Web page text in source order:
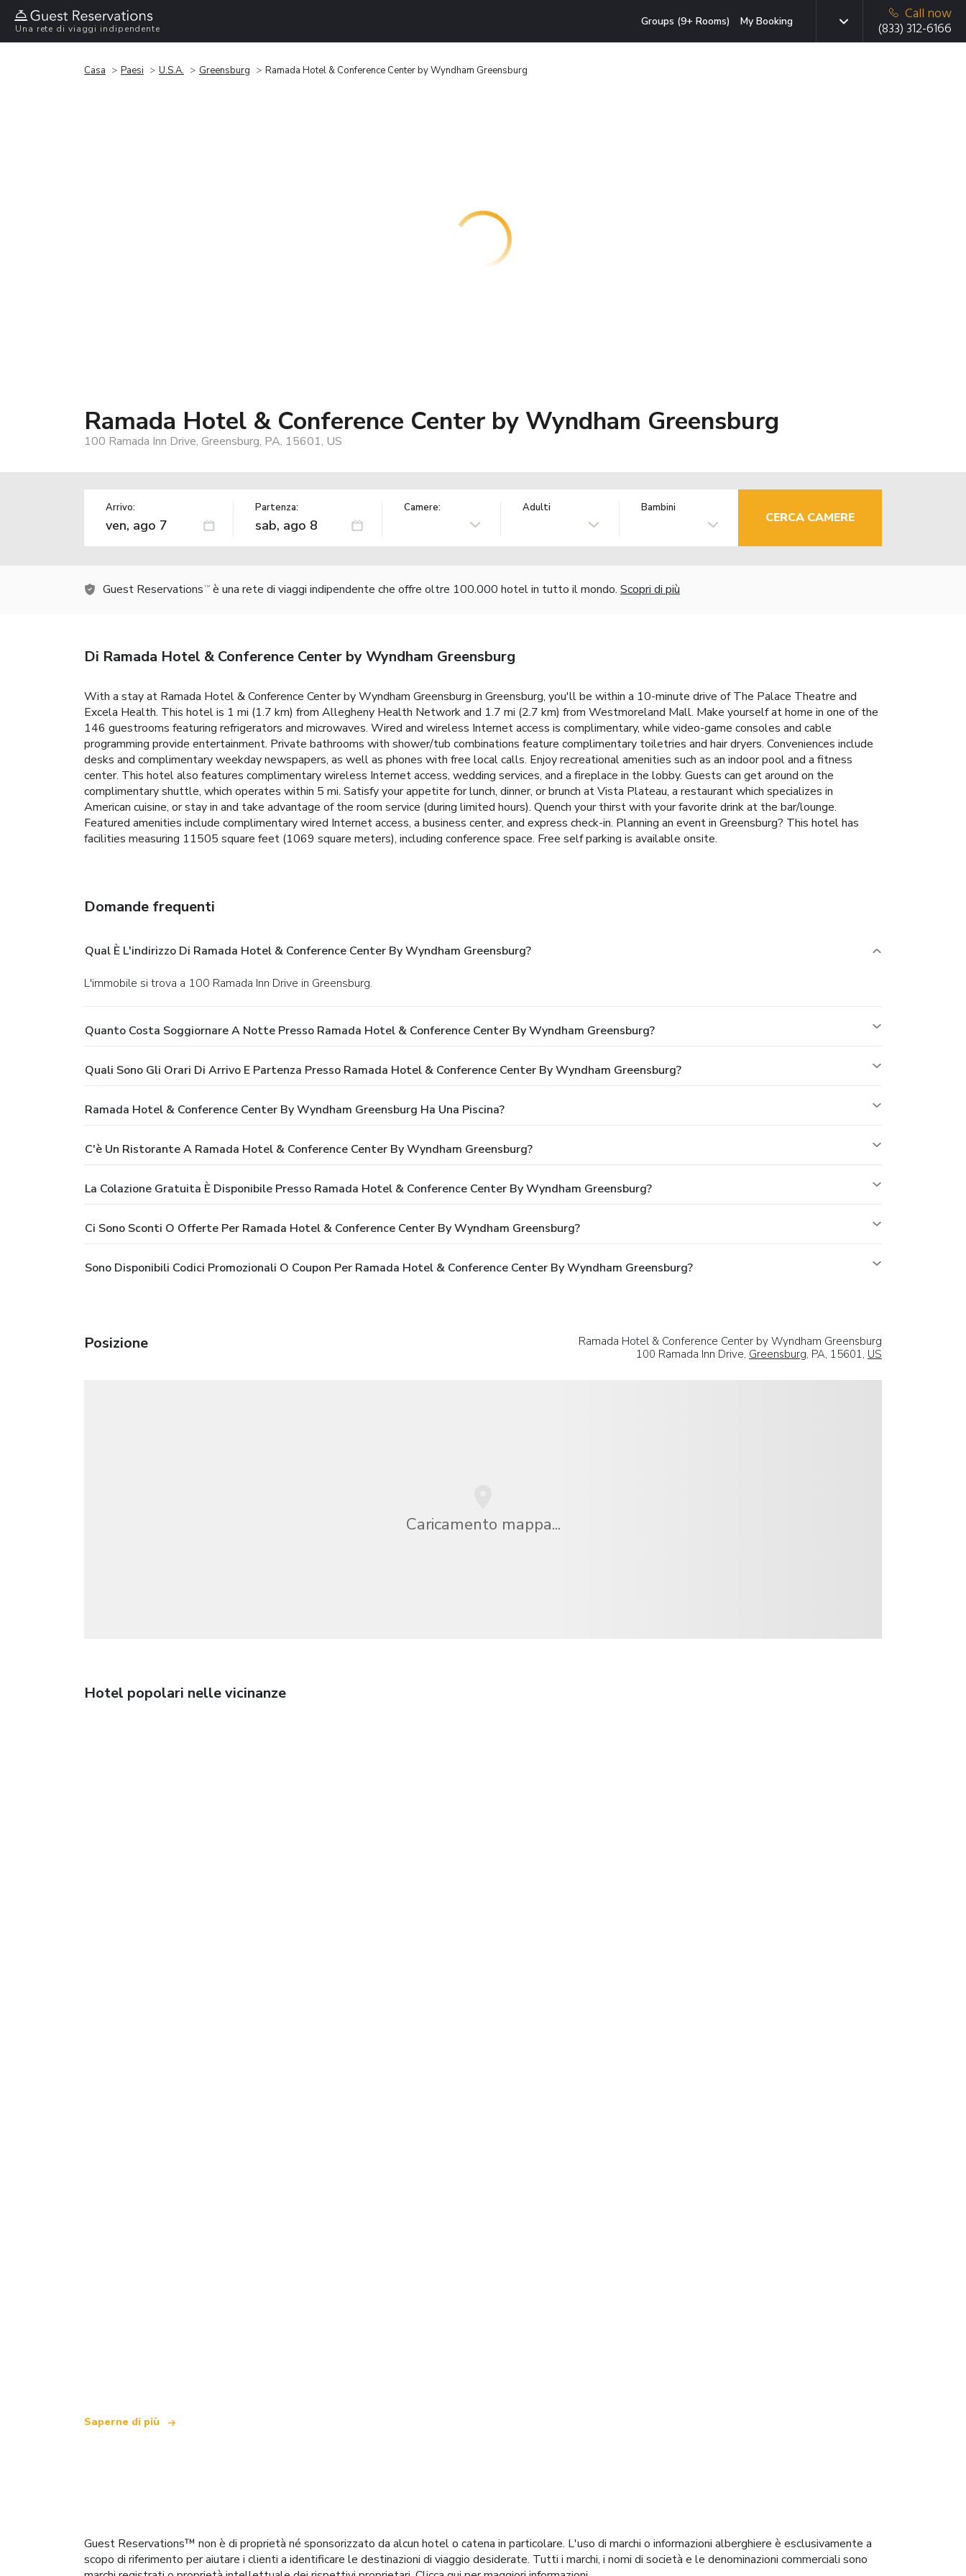
Una rete di viaggi indipendente
Groups (9+ Rooms) My Booking
Call now
(833) 312-6166
Casa Paesi U.S.A. Greensburg Ramada Hotel & Conference Center by Wyndham Greensburg
Ramada Hotel & Conference Center by Wyndham Greensburg
100 Ramada Inn Drive, Greensburg, PA, 15601, US
Arrivo: Partenza: Camere: Adulti Bambini
CERCA CAMERE
Guest Reservations TM è una rete di viaggi indipendente che offre oltre 100.000 hotel in tutto il mondo. Scopri di più
Di Ramada Hotel & Conference Center by Wyndham Greensburg
With a stay at Ramada Hotel & Conference Center by Wyndham Greensburg in Greensburg, you'll be within a 10-minute drive of The Palace Theatre and
Excela Health. This hotel is 1 mi (1.7 km) from Allegheny Health Network and 1.7 mi (2.7 km) from Westmoreland Mall. Make yourself at home in one of the
146 guestrooms featuring refrigerators and microwaves. Wired and wireless Internet access is complimentary, while video-game consoles and cable
programming provide entertainment. Private bathrooms with shower/tub combinations feature complimentary toiletries and hair dryers. Conveniences include
desks and complimentary weekday newspapers, as well as phones with free local calls. Enjoy recreational amenities such as an indoor pool and a fitness
center. This hotel also features complimentary wireless Internet access, wedding services, and a fireplace in the lobby. Guests can get around on the
complimentary shuttle, which operates within 5 mi. Satisfy your appetite for lunch, dinner, or brunch at Vista Plateau, a restaurant which specializes in
American cuisine, or stay in and take advantage of the room service (during limited hours). Quench your thirst with your favorite drink at the bar/lounge.
Featured amenities include complimentary wired Internet access, a business center, and express check-in. Planning an event in Greensburg? This hotel has
facilities measuring 11505 square feet (1069 square meters), including conference space. Free self parking is available onsite.
Domande frequenti
Qual È L'indirizzo Di Ramada Hotel & Conference Center By Wyndham Greensburg?
L'immobile si trova a 100 Ramada Inn Drive in Greensburg.
Quanto Costa Soggiornare A Notte Presso Ramada Hotel & Conference Center By Wyndham Greensburg?
Quali Sono Gli Orari Di Arrivo E Partenza Presso Ramada Hotel & Conference Center By Wyndham Greensburg?
Ramada Hotel & Conference Center By Wyndham Greensburg Ha Una Piscina?
C'è Un Ristorante A Ramada Hotel & Conference Center By Wyndham Greensburg?
La Colazione Gratuita È Disponibile Presso Ramada Hotel & Conference Center By Wyndham Greensburg?
Ci Sono Sconti O Offerte Per Ramada Hotel & Conference Center By Wyndham Greensburg?
Sono Disponibili Codici Promozionali O Coupon Per Ramada Hotel & Conference Center By Wyndham Greensburg?
Posizione
Ramada Hotel & Conference Center by Wyndham Greensburg
100 Ramada Inn Drive, Greensburg, PA, 15601, US
Caricamento mappa...
Hotel popolari nelle vicinanze
Saperne di più
Guest Reservations™ non è di proprietà né sponsorizzato da alcun hotel o catena in particolare. L'uso di marchi o informazioni alberghiere è esclusivamente a
scopo di riferimento per aiutare i clienti a identificare le destinazioni di viaggio desiderate. Tutti i marchi, i nomi di società e le denominazioni commerciali sono